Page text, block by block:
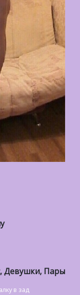
Девушки, Пары
в зад